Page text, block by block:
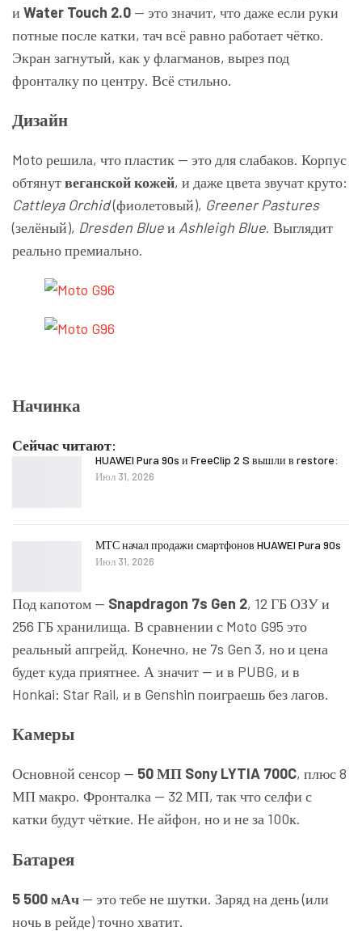
и Water Touch 2.0 — это значит, что даже если руки
потные после катки, тач всё равно работает чётко.
Экран загнутый, как у флагманов, вырез под
фронталку по центру. Всё стильно.
Дизайн
Moto решила, что пластик — это для слабаков. Корпус
обтянутвеганской кожей, и даже цвета звучат круто:
Cattleya Orchid(фиолетовый), Greener Pastures
(зелёный), Dresden Blueи Ashleigh Blue. Выглядит
реально премиально.
Начинка
Сейчас читают:
HUAWEI Pura 90s и FreeClip 2 S вышли в restore:
Июл 31, 2026
МТС начал продажи смартфонов HUAWEI Pura 90s
Июл 31, 2026
Под капотом — Snapdragon 7s Gen 2, 12 ГБ ОЗУ и
256 ГБ хранилища. В сравнении с Moto G95 это
реальный апгрейд. Конечно, не 7s Gen 3, но и цена
будет куда приятнее. А значит — и в PUBG, и в
Honkai: Star Rail, и в Genshin поиграешь без лагов.
Камеры
Основной сенсор — 50 МП Sony LYTIA 700C, плюс 8
МП макро. Фронталка — 32 МП, так что селфи с
катки будут чёткие. Не айфон, но и не за 100к.
Батарея
5 500 мАч — это тебе не шутки. Заряд на день (или
ночь в рейде) точно хватит.